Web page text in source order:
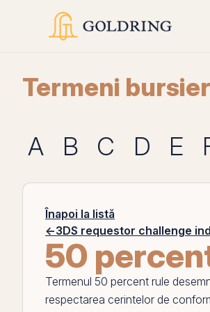
Termeni
A
B C D E
Înapoi la listă
←3DS requestor challenge
50
Termenul 50 percent rule
respectarea cerintelor de